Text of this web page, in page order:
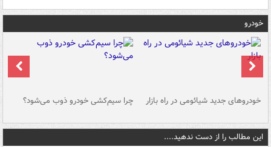
خودرو
خودروهای جدید شیائومی در راه بازار چرا سیم‌کشی خودرو ذوب می‌شود؟
این مطالب را از دست ندهید....